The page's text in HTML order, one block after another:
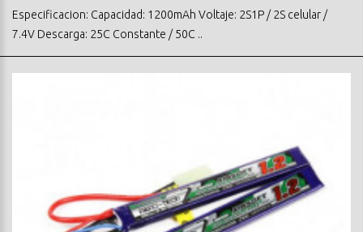
Especificacion: Capacidad: 1200mAh Voltaje: 2S1P / 2S celular /
7.4V Descarga: 25C Constante / 50C ..